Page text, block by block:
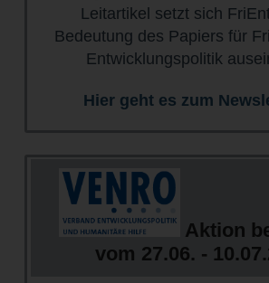
Leitartikel setzt sich
Bedeutung des Papiers für
Entwicklungspolitik
Hier geht es zum
Aktion
vom 27.06. -